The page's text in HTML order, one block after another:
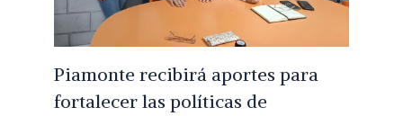
Piamonte recibirá aportes para
fortalecer las políticas de